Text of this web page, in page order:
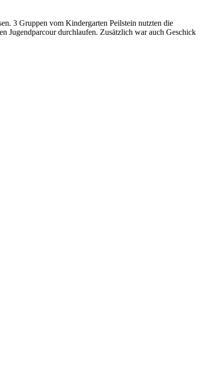
3 Gruppen vom Kindergarten Peilstein nutzten die
Jugendparcour durchlaufen. Zusätzlich war auch Geschick